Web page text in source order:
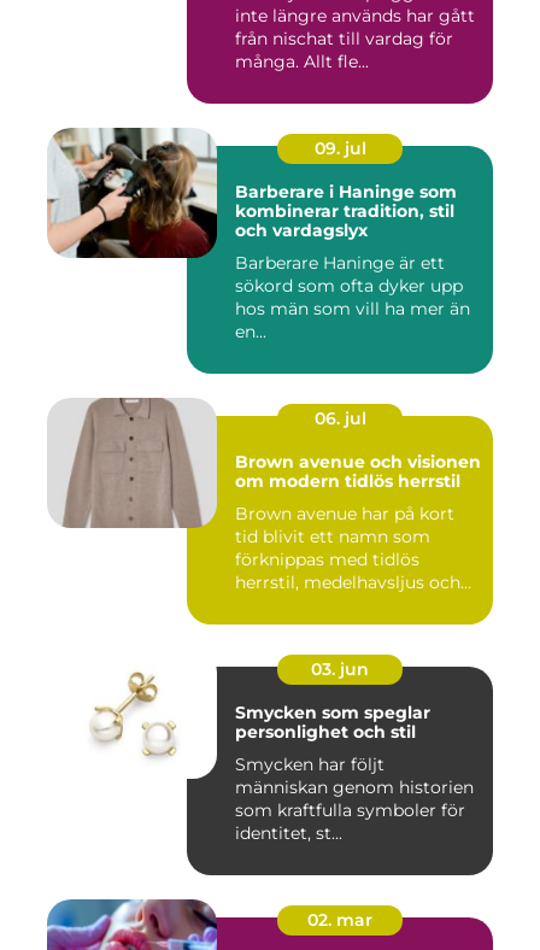
inte längre används har gått
från nischat till vardag för
många. Allt fle...
09. jul
Barberare i Haninge som
kombinerar tradition, stil
och vardagslyx
Barberare Haninge är ett
sökord som ofta dyker upp
hos män som vill ha mer än
en...
06. jul
Brown avenue och visionen
om modern tidlös herrstil
Brown avenue har på kort
tid blivit ett namn som
förknippas med tidlös
herrstil, medelhavsljus och
03. jun
Smycken som speglar
personlighet och stil
Smycken har följt
människan genom historien
som kraftfulla symboler för
identitet, st...
02. mar